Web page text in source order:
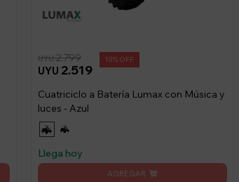
UYU 2.519
UYU 2.799 10
Cuatriciclo a Batería Lumax con Música y
luces - Azul
Llega hoy